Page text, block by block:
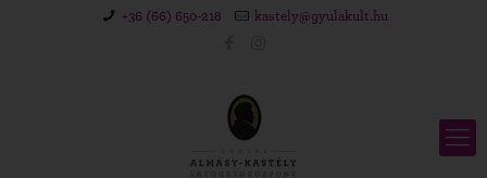
+36 (66) 650-218 kastely@gyulakult.hu